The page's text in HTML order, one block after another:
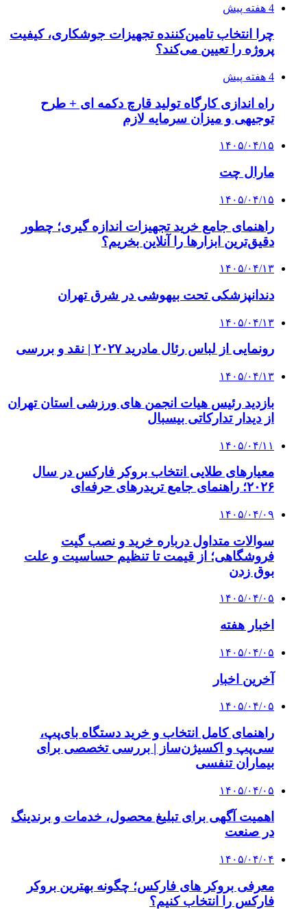
4 هفته پیش
چرا انتخاب تامین‌کننده تجهیزات جوشکاری، کیفیت
پروژه را تعیین می‌کند؟
4 هفته پیش
راه اندازی کارگاه تولید قارچ دکمه ای + طرح
توجیهی و میزان سرمایه لازم
۱۴۰۵/۰۴/۱۵
مارال چت
۱۴۰۵/۰۴/۱۵
راهنمای جامع خرید تجهیزات اندازه گیری؛ چطور
دقیق‌ترین ابزارها را آنلاین بخریم؟
۱۴۰۵/۰۴/۱۳
دندانپزشکی تحت بیهوشی در شرق تهران
۱۴۰۵/۰۴/۱۳
رونمایی از لباس رئال مادرید ۲۰۲۷ | نقد و بررسی
۱۴۰۵/۰۴/۱۳
بازدید رئیس هیات انجمن های ورزشی استان تهران
از دیدار تدارکاتی بیسبال
۱۴۰۵/۰۴/۱۱
معیارهای طلایی انتخاب بروکر فارکس در سال
۲۰۲۶؛ راهنمای جامع تریدرهای حرفه‌ای
۱۴۰۵/۰۴/۰۹
سوالات متداول درباره خرید و نصب گیت
فروشگاهی؛ از قیمت تا تنظیم حساسیت و علت
بوق زدن
۱۴۰۵/۰۴/۰۵
اخبار هفته
۱۴۰۵/۰۴/۰۵
آخرین اخبار
۱۴۰۵/۰۴/۰۵
راهنمای کامل انتخاب و خرید دستگاه بای‌پپ،
سی‌پپ و اکسیژن‌ساز | بررسی تخصصی برای
بیماران تنفسی
۱۴۰۵/۰۴/۰۵
اهمیت آگهی برای تبلیغ محصول، خدمات و برندینگ
در صنعت
۱۴۰۵/۰۴/۰۴
معرفی بروکر های فارکس؛ چگونه بهترین بروکر
فارکس را انتخاب کنیم؟